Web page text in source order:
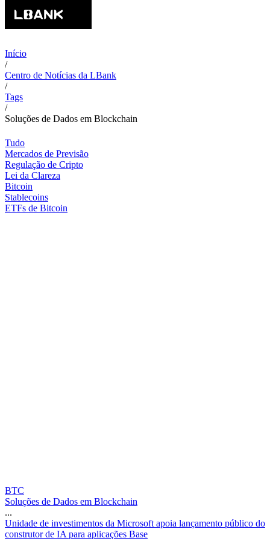
Início
/
Centro de Notícias da LBank
/
Tags
/
Soluções de Dados em Blockchain
Tudo
Mercados de Previsão
Regulação de Cripto
Lei da Clareza
Bitcoin
Stablecoins
ETFs de Bitcoin
BTC
Soluções de Dados em Blockchain
...
Unidade de investimentos da Microsoft apoia lançamento público do
construtor de IA para aplicações Base